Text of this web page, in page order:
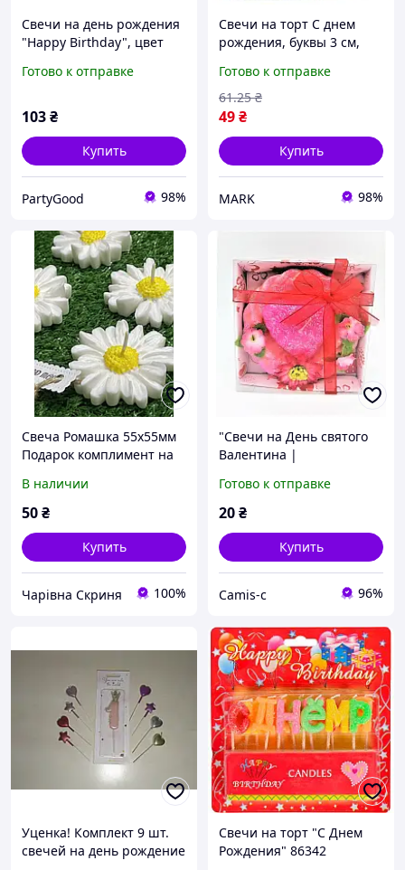
Свечи на день рождения
"Happy Birthday", цвет
Готово к отправке
103₴
Купить
PartyGood 98%
Свечи на торт С днем
рождения, буквы 3 см,
Готово к отправке
49₴
61.25 ₴
Купить
MARK 98%
Свеча Ромашка 55х55мм
Подарок комплимент на
марта
В наличии
50₴
Купить
Чарівна Скриня 100%
"Свечи на День святого
Валентина |
форме сердца | Подарок
на 14 февраля | Набор
Готово к отправке
20₴
Купить
Camis-c 96%
Уценка! Комплект 9 шт.
свечей на день рождение
Свечи на торт "С Днем
Рождения" 86342